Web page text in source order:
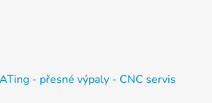
- přesné výpaly - CNC servis